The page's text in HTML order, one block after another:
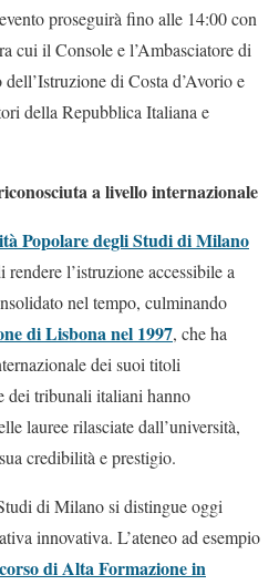
proseguirà fino alle 14:00 con
cui il Console e l’Ambasciatore di
di Costa d’Avorio e
della Repubblica Italiana e
a livello internazionale
Popolare degli Studi di Milano
l’istruzione accessibile a
nel tempo, culminando
di Lisbona nel 1997, che ha
dei suoi titoli
dei tribunali italiani hanno
lauree rilasciate dall’università,
credibilità e prestigio​.
di Milano si distingue oggi
innovativa. L’ateneo ad esempio
corso di Alta Formazione in